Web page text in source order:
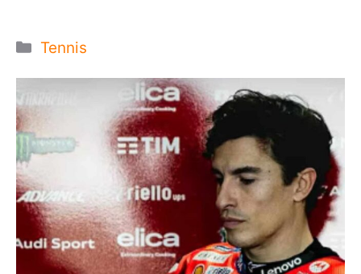
Categorie
Tennis